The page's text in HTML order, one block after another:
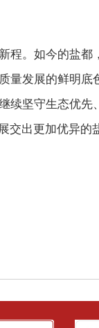
程。如今的盐
量发展的鲜明
续坚守生态优
交出更加优异的